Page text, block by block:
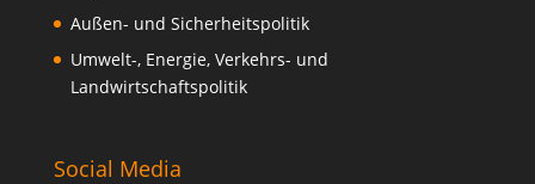
Außen- und Sicherheitspolitik
Umwelt-, Energie, Verkehrs- und
Landwirtschaftspolitik
Social Media